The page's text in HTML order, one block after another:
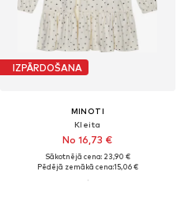
IZPĀRDOŠANA
MINOTI
Kleita
No 16,73 €
Sākotnējā cena: 23,90 €
Pēdējā zemākā cena:15,06 €